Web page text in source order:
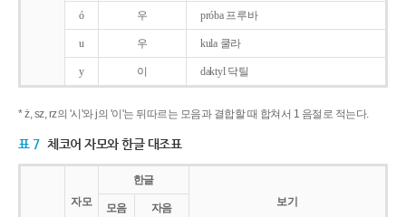
ó 우 próba 프루바
u 우 kula 쿨라
y 이 daktyl 닥틸
* ż, sz, rz의 '시'와 j의 '이'는 뒤따르는 모음과 결합할 때 합쳐서 1 음절로 적는다.
표 7 체코어 자모와 한글 대조표
자모
한글
보기
모음
자음